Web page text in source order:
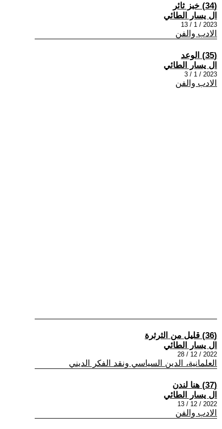
(34) خبز ثائر
ال يسار الطائي
2023 / 1 / 13
الادب والفن
(35) الوعد
ال يسار الطائي
2023 / 1 / 3
الادب والفن
(36) قليل من الثرثرة
ال يسار الطائي
2022 / 12 / 28
العلمانية، الدين السياسي ونقد الفكر الديني
(37) هنا لندن
ال يسار الطائي
2022 / 12 / 13
الادب والفن